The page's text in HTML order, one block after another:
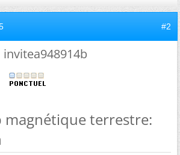
#2
invitea948914b
magnétique terrestre: